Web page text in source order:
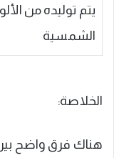
يتم توليده من
الشمسية
الخلاصة:
هناك فرق واضح بين